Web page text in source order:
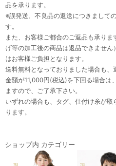
品を承ります。
※誤発送、不良品の返送につきまして
す。
また、お客様ご都合のご返品も承り
げ等の加工後の商品は返品できませ
はお客様ご負担となります。
送料無料となっておりました場合も
金額が11,000円(税込)を下回る場合は
ますので、ご了承下さい。
いずれの場合も、タグ、仕付け糸が
ります。
ショップ内 カテゴリー